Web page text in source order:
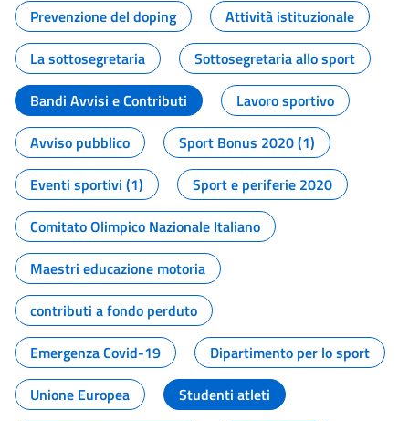
Prevenzione del doping
Attività istituzionale
La sottosegretaria
Sottosegretaria allo sport
Bandi Avvisi e Contributi
Lavoro sportivo
Avviso pubblico
Sport Bonus 2020 (1)
Eventi sportivi (1)
Sport e periferie 2020
Comitato Olimpico Nazionale Italiano
Maestri educazione motoria
contributi a fondo perduto
Emergenza Covid-19
Dipartimento per lo sport
Unione Europea
Studenti atleti